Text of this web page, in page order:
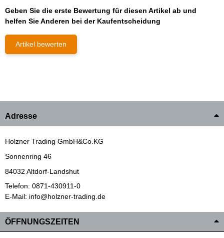
Geben Sie die erste Bewertung für diesen Artikel ab und
helfen Sie Anderen bei der Kaufentscheidung
Artikel bewerten
Adresse
Holzner Trading GmbH&Co.KG
Sonnenring 46
84032 Altdorf-Landshut
Telefon: 0871-430911-0
E-Mail: info@holzner-trading.de
ÖFFNUNGSZEITEN